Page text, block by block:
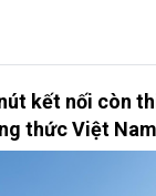
kết nối còn
thức Việt Nam